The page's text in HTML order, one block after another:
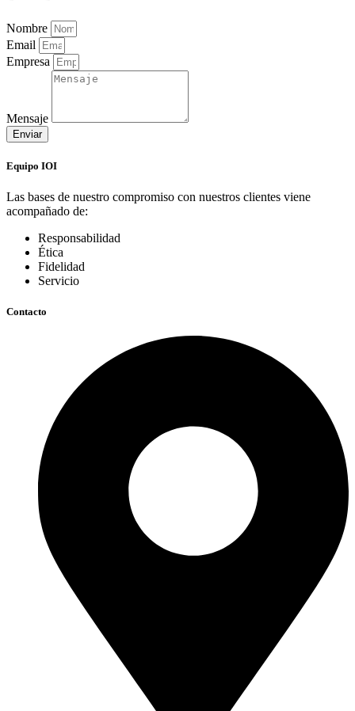
Nombre
Email
Empresa
Mensaje
Enviar
Equipo IOI
Las bases de nuestro compromiso con nuestros clientes viene
acompañado de:
Responsabilidad
Ética
Fidelidad
Servicio
Contacto